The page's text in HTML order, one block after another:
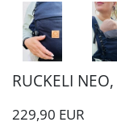
RUCKELI
229,90 EUR